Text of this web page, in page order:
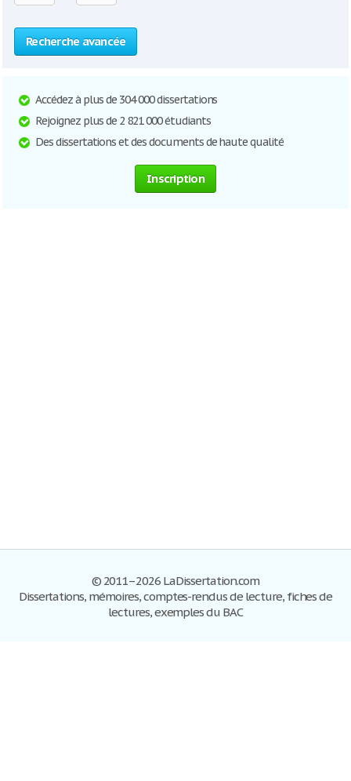
Recherche avancée
Accédez à plus de 304 000 dissertations
Rejoignez plus de 2 821 000 étudiants
Des dissertations et des documents de haute qualité
Inscription
© 2011–2026 LaDissertation.com
Dissertations, mémoires, comptes-rendus de lecture, fiches de
lectures, exemples du BAC